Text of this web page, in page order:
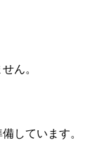
ん。
しています。